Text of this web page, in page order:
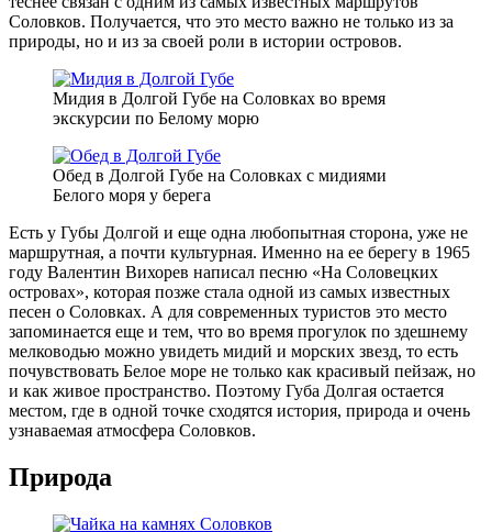
Соловков. Получается, что это место важно не только из за
природы, но и из за своей роли в истории островов.
Мидия в Долгой Губе на Соловках во время
экскурсии по Белому морю
Обед в Долгой Губе на Соловках с мидиями
Белого моря у берега
Есть у Губы Долгой и еще одна любопытная сторона, уже не
маршрутная, а почти культурная. Именно на ее берегу в 1965
году Валентин Вихорев написал песню «На Соловецких
островах», которая позже стала одной из самых известных
песен о Соловках. А для современных туристов это место
запоминается еще и тем, что во время прогулок по здешнему
мелководью можно увидеть мидий и морских звезд, то есть
почувствовать Белое море не только как красивый пейзаж, но
и как живое пространство. Поэтому Губа Долгая остается
местом, где в одной точке сходятся история, природа и очень
узнаваемая атмосфера Соловков.
Природа